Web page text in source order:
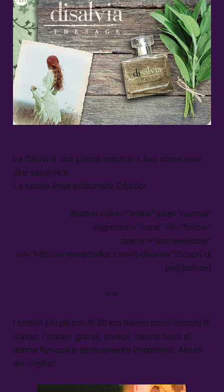
La Salvia è una pianta magica: il suo nome vuol
dire salvatrice.
La nuova linea profumata Erbaflor
[button color=”white” size=”normal”
alignment=”none” rel=”follow”
openin=”samewindow”
url=”http://www.erbaflor.com/it/disalvia”]Scopri di
più[/button]
***
I crateri più piccoli di 20 km hanno nomi comuni di
donna, i crateri grandi, invece, hanno nomi di
donne famose o storicamente importanti. Alcuni
dei migliori: